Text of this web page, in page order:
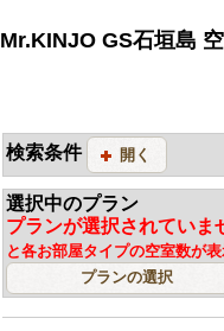
Mr.KINJO GS石垣島
検索条件 開く
選択中のプラン
プランが選択されていま
と各お部屋タイプの空室数が